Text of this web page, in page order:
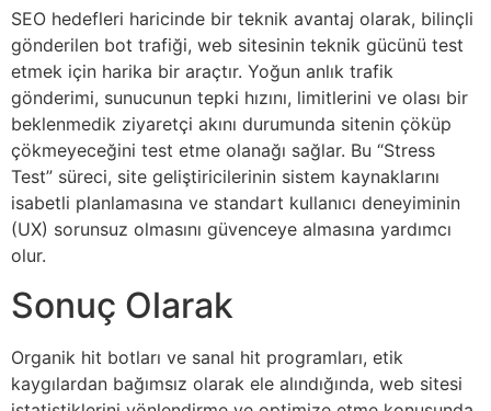
SEO hedefleri haricinde bir teknik avantaj olarak, bilinçli
gönderilen bot trafiği, web sitesinin teknik gücünü test
etmek için harika bir araçtır. Yoğun anlık trafik
gönderimi, sunucunun tepki hızını, limitlerini ve olası bir
beklenmedik ziyaretçi akını durumunda sitenin çöküp
çökmeyeceğini test etme olanağı sağlar. Bu “Stress
Test” süreci, site geliştiricilerinin sistem kaynaklarını
isabetli planlamasına ve standart kullanıcı deneyiminin
(UX) sorunsuz olmasını güvenceye almasına yardımcı
olur.
Sonuç Olarak
Organik hit botları ve sanal hit programları, etik
kaygılardan bağımsız olarak ele alındığında, web sitesi